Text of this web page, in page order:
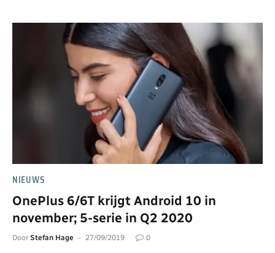
NIEUWS
OnePlus 6/6T krijgt Android 10 in
november; 5-serie in Q2 2020
Door Stefan Hage 27/09/2019 0